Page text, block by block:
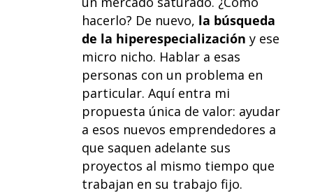
hacerlo? De nuevo, la búsqueda
de la hiperespecialización y ese
micro nicho. Hablar a esas
personas con un problema en
particular. Aquí entra mi
propuesta única de valor: ayudar
a esos nuevos emprendedores a
que saquen adelante sus
proyectos al mismo tiempo que
trabajan en su trabajo fijo.